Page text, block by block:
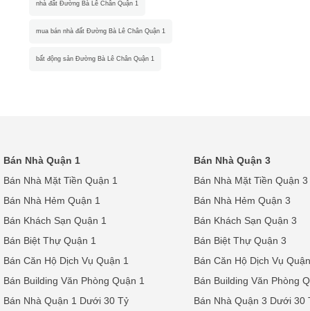
nhà đất Đường Bà Lê Chân Quận 1
mua bán nhà đất Đường Bà Lê Chân Quận 1
bất động sản Đường Bà Lê Chân Quận 1
Bán Nhà Quận 1
Bán Nhà Quận 3
Bán Nhà Mặt Tiền Quận 1
Bán Nhà Mặt Tiền Quận 3
Bán Nhà Hẻm Quận 1
Bán Nhà Hẻm Quận 3
Bán Khách Sạn Quận 1
Bán Khách Sạn Quận 3
Bán Biệt Thự Quận 1
Bán Biệt Thự Quận 3
Bán Căn Hộ Dịch Vụ Quận 1
Bán Căn Hộ Dịch Vụ
Bán Building Văn Phòng Quận 1
Bán Building Văn Phòng
Bán Nhà Quận 1 Dưới 30 Tỷ
Bán Nhà Quận 3 Dưới 30